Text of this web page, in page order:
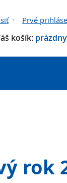
Prvé
košík: prázdny
rok